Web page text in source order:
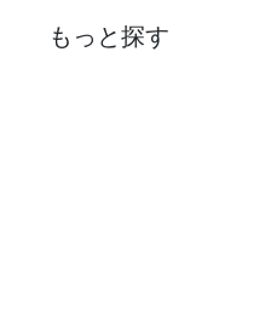
もっと探す